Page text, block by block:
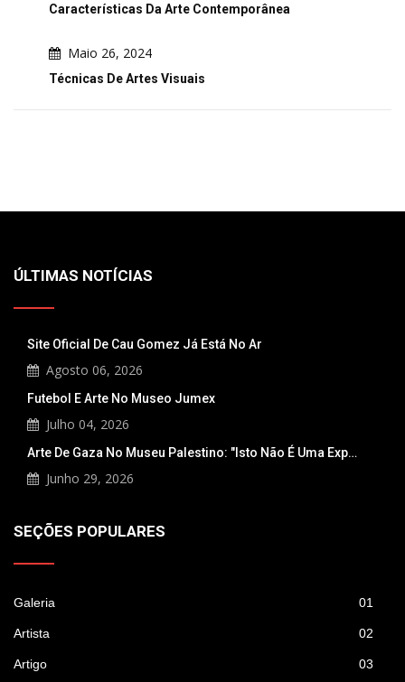
Características Da Arte Contemporânea
Maio 26, 2024
Técnicas De Artes Visuais
ÚLTIMAS NOTÍCIAS
Site Oficial De Cau Gomez Já Está No Ar
Agosto 06, 2026
Futebol E Arte No Museo Jumex
Julho 04, 2026
Arte De Gaza No Museu Palestino: "Isto Não É Uma Exp…
Junho 29, 2026
SEÇÕES POPULARES
Galeria 01
Artista 02
Artigo 03